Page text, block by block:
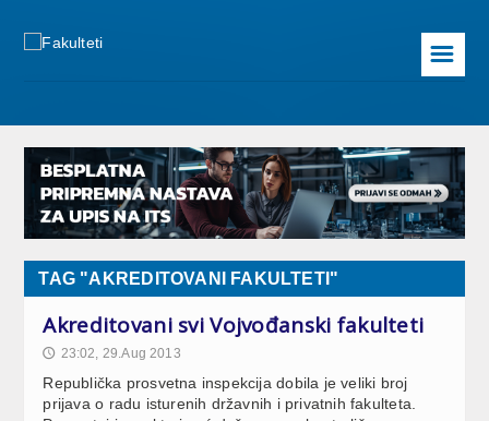
☰
TAG "AKREDITOVANI FAKULTETI"
Akreditovani svi Vojvođanski fakulteti
🕔 23:02, 29.Aug 2013
Republička prosvetna inspekcija dobila je veliki broj
prijava o radu isturenih državnih i privatnih fakulteta.